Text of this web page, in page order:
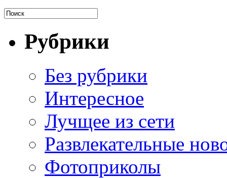
Рубрики
Без рубрики
Интересное
Лучщее из сети
Развлекательные
Фотоприколы